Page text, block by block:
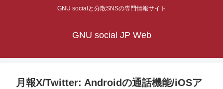
GNU socialと分散SNSの専門情報サイト
GNU social JP Web
月報X/Twitter: Androidの通話機能/iOSア